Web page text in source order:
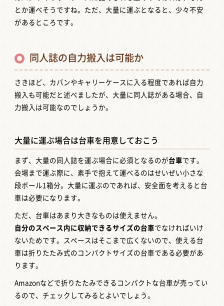
とか運べそうですね。ただ、大量に運ぶとなると、少々不安
があるところです。
同人誌の自力搬入は可能か
さきほど、カバンやキャリーケースに入る程度であれば自力
搬入も可能だと述べましたが、大量に同人誌がある場合、自
力搬入は可能なのでしょうか。
大量に運ぶ場合は台車を用意しておこう
まず、大量の同人誌を運ぶ場合に必須となるのが台車です。
会場まで運ぶ際に、素手で抱えて運べるのはせいぜい小さな
段ボール1箱分。大量に運ぶのであれば、安全面を考えると台
車は必要になります。
ただ、台車はあまり大きなものは使えません。
自分のスペース内に収納できるサイズの台車でなければいけ
ないためです。スペースはそこまで広くないので、使える台
車は折りたたみ式のコンパクトサイズの台車である必要があ
ります。
Amazonなどで折りたたみできるコンパクトな台車が売ってい
るので、チェックしてみるとよいでしょう。